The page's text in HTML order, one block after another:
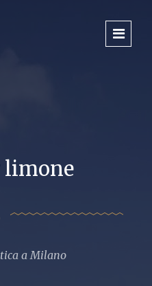
limone
a Milano